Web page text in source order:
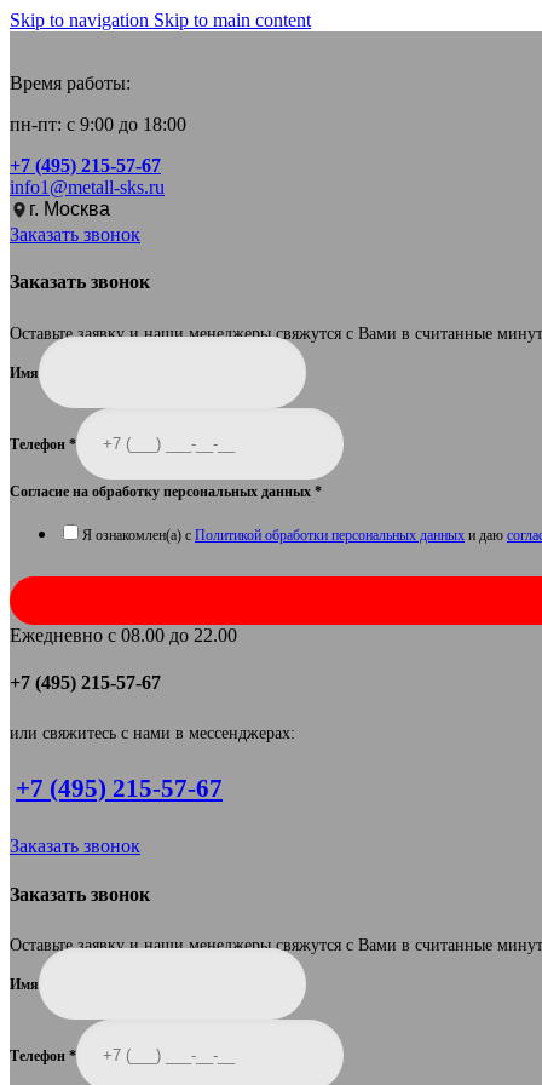
Skip to navigation Skip to main content
Время работы:
пн-пт: с 9:00 до 18:00
+7 (495) 215-57-67
info1@metall-sks.ru
г. Москва
Заказать звонок
Заказать звонок
Оставьте заявку и наши менеджеры свяжутся с Вами в считанные
Имя
Телефон *
Согласие на обработку персональных данных *
Я ознакомлен(а) с Политикой обработки персональных данных и даю
Ежедневно с 08.00 до 22.00
+7 (495) 215-57-67
или свяжитесь с нами в мессенджерах:
+7 (495) 215-57-67
Заказать звонок
Заказать звонок
Оставьте заявку и наши менеджеры свяжутся с Вами в считанные
Имя
Телефон *